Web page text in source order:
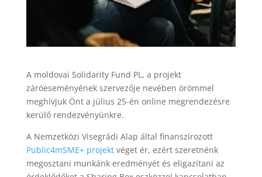
A moldovai Solidarity Fund PL, a projekt
záróeseményének szervezője nevében örömmel
meghívjuk Önt a július 25-én online megrendezésre
kerülő rendezvényünkre.
A Nemzetközi Visegrádi Alap által finanszírozott
Public4mSME+ projektvéget ér, ezért szeretnénk
megosztani munkánk eredményét és eligazítani az